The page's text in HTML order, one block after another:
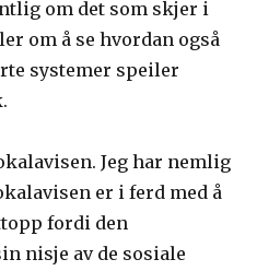
om det som skjer i
om å se hvordan også
systemer speiler
Jeg har nemlig
er i ferd med å
fordi den
nisje av de sosiale